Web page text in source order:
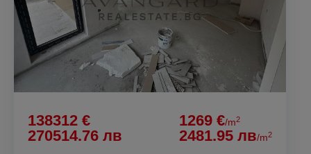
138312 €
270514.76 лв
1269 €/m2
2481.95 лв/m2